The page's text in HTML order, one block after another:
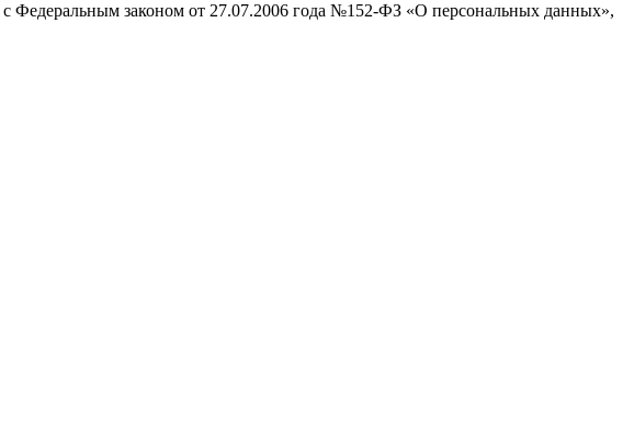
Федеральным законом от 27.07.2006 года №152-ФЗ «О персональных данных»,